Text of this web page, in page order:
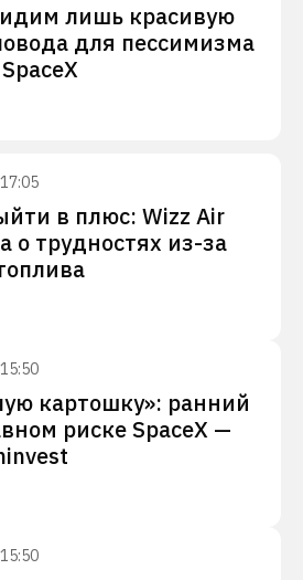
лишь красивую
для пессимизма
в плюс: Wizz Air
о трудностях из-за
картошку»: ранний
риске SpaceX —